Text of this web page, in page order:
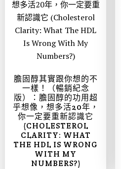
膽固醇其實跟你想的不
一樣！（暢銷紀念
版）：膽固醇的功用超
乎想像，想多活20年，
你一定要重新認識它
(CHOLESTEROL
CLARITY: WHAT
THE HDL IS WRONG
WITH MY
NUMBERS?)